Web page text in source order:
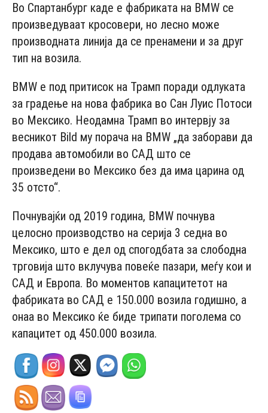
Во Спартанбург каде е фабриката на BMW се
произведуваат кросовери, но лесно може
производната линија да се пренамени и за друг
тип на возила.
BMW е под притисок на Трамп поради одлуката
за градење на нова фабрика во Сан Луис Потоси
во Мексико. Неодамна Трамп во интервју за
весникот Bild му порача на BMW „да заборави да
продава автомобили во САД што се
произведени во Мексико без да има царина од
35 отсто“.
Почнувајќи од 2019 година, BMW почнува
целосно производство на серија 3 седна во
Мексико, што е дел од спогодбата за слободна
трговија што вклучува повеќе пазари, меѓу кои и
САД и Европа. Во моментов капацитетот на
фабриката во САД е 150.000 возила годишно, а
онаа во Мексико ќе биде трипати поголема со
капацитет од 450.000 возила.